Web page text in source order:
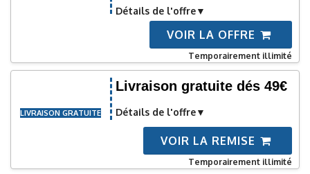
Détails de l'offre
VOIR LA OFFRE
Temporairement illimité
LIVRAISON GRATUITE
Livraison gratuite dés 49€
Détails de l'offre
VOIR LA REMISE
Temporairement illimité